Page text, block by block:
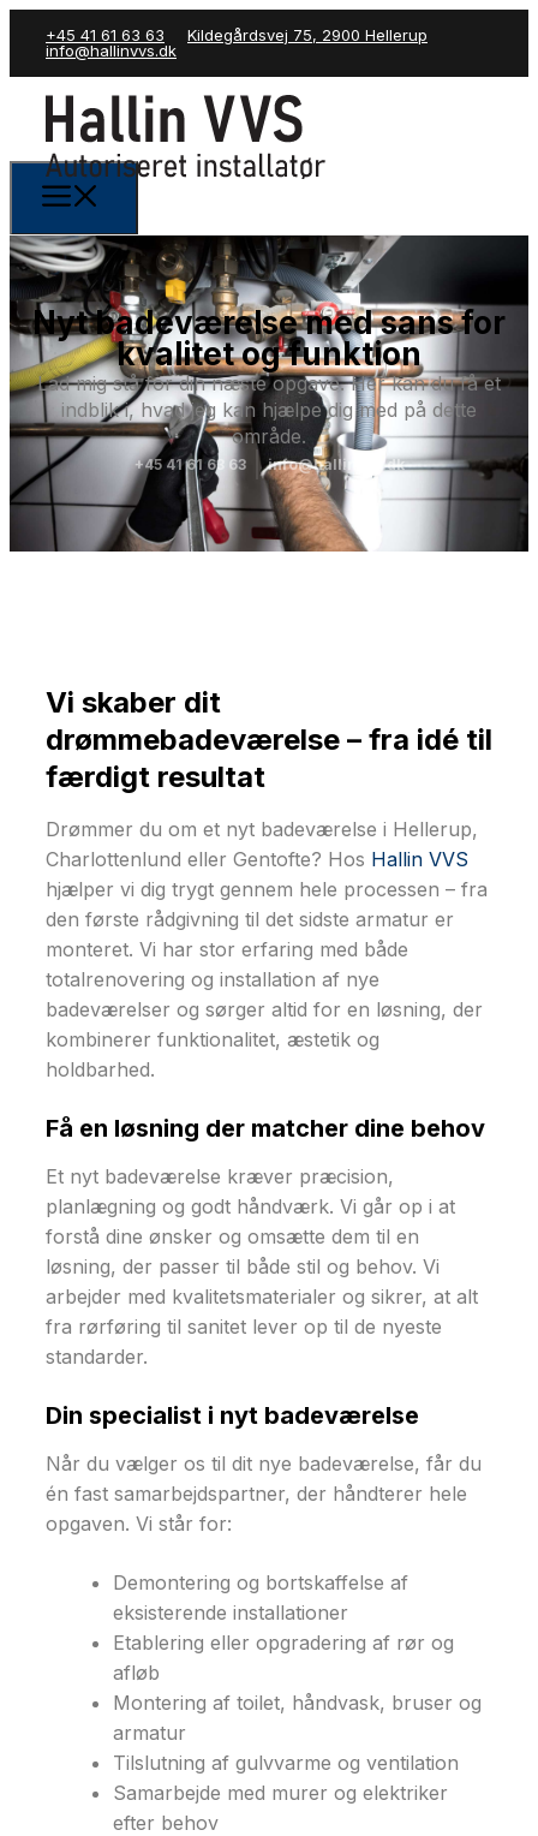
+45 41 61 63 63
Kildegårdsvej 75, 2900 Hellerup
info@hallinvvs.dk
Nyt badeværelse med sans for
kvalitet og funktion
Lad mig stå for din næste opgave. Her kan du få et
indblik i, hvad jeg kan hjælpe dig med på dette
område.
+45 41 61 63 63 info@hallinvvs.dk
Vi skaber dit
drømmebadeværelse – fra idé til
færdigt resultat
Drømmer du om et nyt badeværelse i Hellerup,
Charlottenlund eller Gentofte? Hos Hallin VVS
hjælper vi dig trygt gennem hele processen – fra
den første rådgivning til det sidste armatur er
monteret. Vi har stor erfaring med både
totalrenovering og installation af nye
badeværelser og sørger altid for en løsning, der
kombinerer funktionalitet, æstetik og
holdbarhed.
Få en løsning der matcher dine behov
Et nyt badeværelse kræver præcision,
planlægning og godt håndværk. Vi går op i at
forstå dine ønsker og omsætte dem til en
løsning, der passer til både stil og behov. Vi
arbejder med kvalitetsmaterialer og sikrer, at alt
fra rørføring til sanitet lever op til de nyeste
standarder.
Din specialist i nyt badeværelse
Når du vælger os til dit nye badeværelse, får du
én fast samarbejdspartner, der håndterer hele
opgaven. Vi står for:
Demontering og bortskaffelse af
eksisterende installationer
Etablering eller opgradering af rør og
afløb
Montering af toilet, håndvask, bruser og
armatur
Tilslutning af gulvvarme og ventilation
Samarbejde med murer og elektriker
efter behov